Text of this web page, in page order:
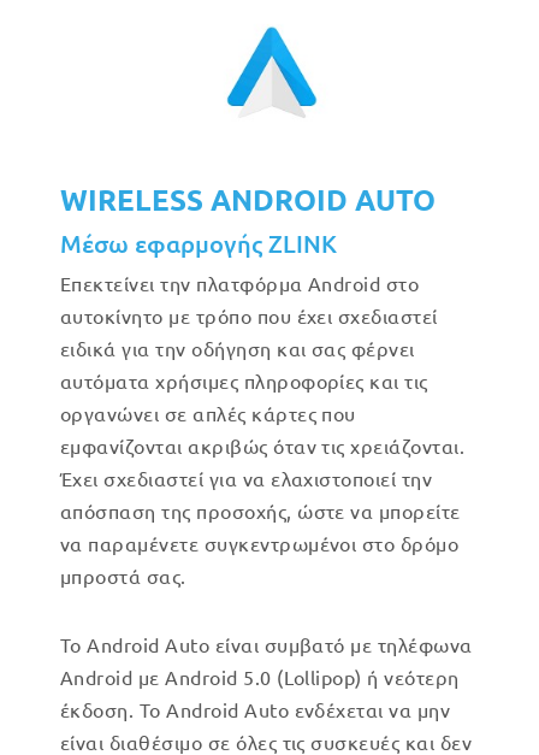
WIRELESS ANDROID AUTO
Μέσω εφαρμογής ZLINK
Επεκτείνει την πλατφόρμα Android στο
αυτοκίνητο με τρόπο που έχει σχεδιαστεί
ειδικά για την οδήγηση και σας φέρνει
αυτόματα χρήσιμες πληροφορίες και τις
οργανώνει σε απλές κάρτες που
εμφανίζονται ακριβώς όταν τις χρειάζονται.
Έχει σχεδιαστεί για να ελαχιστοποιεί την
απόσπαση της προσοχής, ώστε να μπορείτε
να παραμένετε συγκεντρωμένοι στο δρόμο
μπροστά σας.
Το Android Auto είναι συμβατό με τηλέφωνα
Android με Android 5.0 (Lollipop) ή νεότερη
έκδοση. Το Android Auto ενδέχεται να μην
είναι διαθέσιμο σε όλες τις συσκευές και δεν